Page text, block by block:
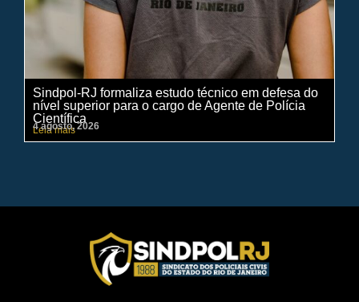
Sindpol-RJ formaliza estudo técnico em defesa do
nível superior para o cargo de Agente de Polícia
Científica
Leia mais
4 agosto, 2026